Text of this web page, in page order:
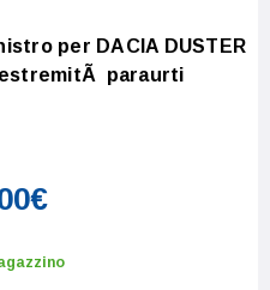
per DACIA DUSTER
estremitÃ paraurti